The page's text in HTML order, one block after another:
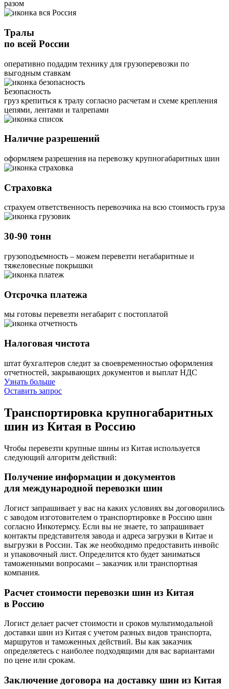
разом
Тралы
по всей России
оперативно подадим технику для грузоперевозки по
выгодным ставкам
Безопасность
груз крепиться к тралу согласно расчетам и схеме крепления
цепями, лентами и талрепами
Наличие разрешений
оформляем разрешения на перевозку крупногабаритных шин
Страховка
страхуем ответственность перевозчика на всю стоимость груза
30-90 тонн
грузоподъемность – можем перевезти негабаритные и
тяжеловесные покрышки
Отсрочка платежа
мы готовы перевезти негабарит с постоплатой
Налоговая чистота
штат бухгалтеров следит за своевременностью оформления
отчетностей, закрывающих документов и выплат НДС
Узнать больше
Оставить запрос
Транспортировка крупногабаритных
шин из Китая в Россию
Чтобы перевезти крупные шины из Китая используется
следующий алгоритм действий:
Получение информации и документов
для международной перевозки шин
Логист запрашивает у вас на каких условиях вы договорились
с заводом изготовителем о транспортировке в Россию шин
согласно Инкотермсу. Если вы не знаете, то запрашивает
контакты представителя завода и адреса загрузки в Китае и
выгрузки в России. Так же необходимо предоставить инвойс
и упаковочный лист. Определится кто будет заниматься
таможенными вопросами – заказчик или транспортная
компания.
Расчет стоимости перевозки шин из Китая
в Россию
Логист делает расчет стоимости и сроков мультимодальной
доставки шин из Китая с учетом разных видов транспорта,
маршрутов и таможенных действий. Вы как заказчик
определяетесь с наиболее подходящими для вас вариантами
по цене или срокам.
Заключение договора на доставку шин из Китая